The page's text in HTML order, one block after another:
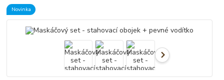
Novinka